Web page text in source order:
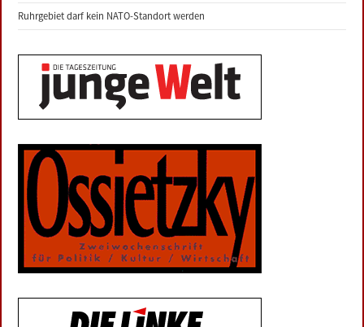
Ruhrgebiet darf kein NATO-Standort werden